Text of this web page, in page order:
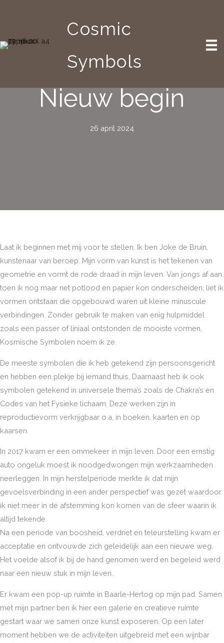
inhoud
Cosmic
Symbols
Nieuw begin
26 april 2024
Laat ik beginnen met mij voor te stellen. Ik ben Joke de Bruin,
kunstenaar van beroep. Mijn vorm van kunst is het tekenen van
geometrie en vormt de rode draad in mijn leven. Van jongs af aan,
toen ik nog maar net potlood en papier kon onderscheiden, liet ik
vormen ontstaan die opgebouwd waren uit kleine minuscule
verbindingen. Zonder gebruik te maken van enig hulpmiddel
zoals een passer of liniaal ontstonden de mooiste vormen.
Kosmische Symbolen noem ik ze.
De meeste symbolen die ik heb getekend zijn persoonsgericht
en hebben een plekje bij iemand thuis. Daarnaast heb ik ook
symbolen getekend in universele thema’s zoals de Chakra’s en
Codes van het Fysieke lichaam. Deze werken zijn in
reproductievorm verkrijgbaar o.a. in boeken, kaarten en op
kaarsen.
In 2017 kwam er een ommekeer in mijn leven. Door een ernstig
auto ongeluk moest ik noodgedwongen mijn werkzaamheden
neerleggen. In mijn herstelperiode merkte ik dat mijn
gevoelsverbinding in een ander perspectief was gezet waardoor
ik niet meer in de afstemming kon komen van de sfeer waarin ik
altijd tekende.
Na een periode van boosheid, verdriet en teleurstelling kwam er
acceptatie en ontvouwde zich geleidelijk aan een nieuwe weg.
Het voelde alsof ik bij de hand genomen werd en begeleid werd
naar een nieuw stuk in mijn leven.
Er kwam een pop-up ruimte in Baarle-Hertog op mijn pad. Samen
met mijn partner ben ik hier een galerie en creatieve ruimte
gestart waar we samen onze kunst exposeren. Op een later
moment hebben we de activiteiten uitgebreid met een wijnbar